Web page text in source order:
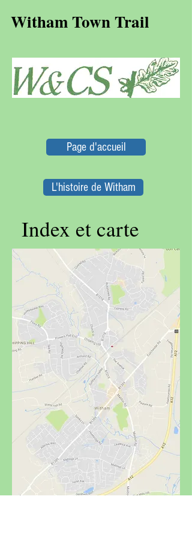
Witham Town Trail
Index et carte
Page d'accueil
L'histoire de Witham